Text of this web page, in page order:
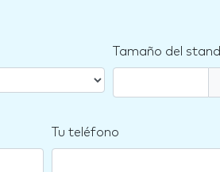
Tamaño del stand
Tu teléfono